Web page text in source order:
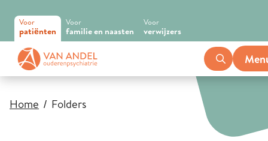
Voor
patiënten
Voor
familie en naasten
Voor
verwijzers
Home Folders